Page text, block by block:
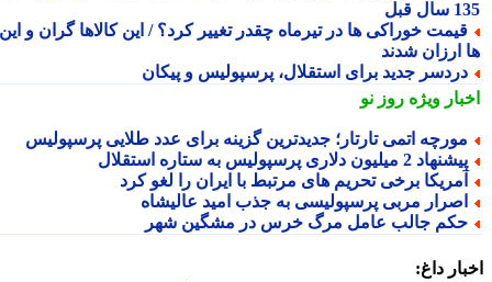
خوراکی ها در تیرماه چقدر تغییر کرد؟ / این کالاها گران و این
ارزان شدند
جدید برای استقلال، پرسپولیس و پیکان
ویژهروز نو
اتمی تارتار؛ جدیدترین گزینه برای عدد طلایی پرسپولیس
2 میلیون دلاری پرسپولیس به ستاره استقلال
برخی تحریم های مرتبط با ایران را لغو کرد
مربی پرسپولیسی به جذب امید عالیشاه
جالب عامل مرگ خرس در مشگین شهر
داغ: